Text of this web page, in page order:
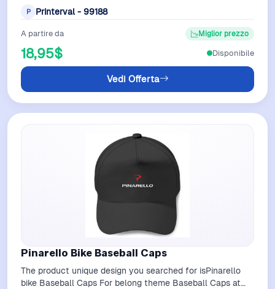
P Printerval - 99188
A partire da
18,95$
Miglior prezzo
Vedi Offerta
Disponibile
Pinarello Bike Baseball Caps
The product unique design you searched for isPinarello
bike Baseball Caps For belong theme Baseball Caps at